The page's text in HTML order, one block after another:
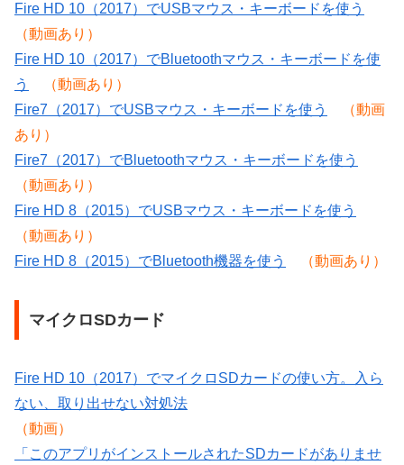
Fire HD 10（2017）でUSBマウス・キーボードを使う
（動画あり）
Fire HD 10（2017）でBluetoothマウス・キーボードを使
う
（動画あり）
Fire7（2017）でUSBマウス・キーボードを使う
（動画
あり）
Fire7（2017）でBluetoothマウス・キーボードを使う
（動画あり）
Fire HD 8（2015）でUSBマウス・キーボードを使う
（動画あり）
Fire HD 8（2015）でBluetooth機器を使う
（動画あり）
マイクロSDカード
Fire HD 10（2017）でマイクロSDカードの使い方。入ら
ない、取り出せない対処法
（動画）
「このアプリがインストールされたSDカードがありませ